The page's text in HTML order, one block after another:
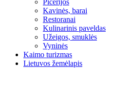
Picerijos
Kavinės, barai
Restoranai
Kulinarinis paveldas
Užeigos, smuklės
Vyninės
Kaimo turizmas
Lietuvos žemėlapis